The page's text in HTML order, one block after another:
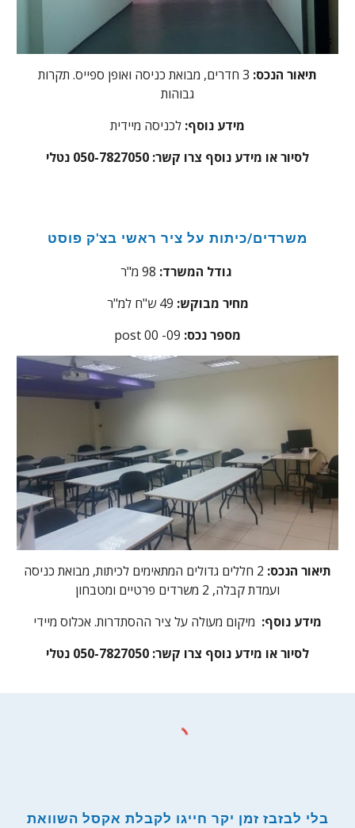
תיאור הנכס:
3 חדרים, מבואת כניסה ואופן ספייס. תקרות
גבוהות
מידע נוסף: לכניסה מיידית
לסיור או מידע נוסף צרו קשר: 050-7827050 נטלי
משרדים/כיתות על ציר ראשי בצ'ק פוסט
גודל המשרד:
מחיר מבוקש:
post 00 -09 :מספר נכס
תיאור הנכס:
2 חללים גדולים המתאימים לכיתות, מבואת כניסה
ועמדת קבלה, 2 משרדים פרטיים ומטבחון
מידע נוסף: מיקום מעולה על ציר ההסתדרות. אכלוס מיידי
לסיור או מידע נוסף צרו קשר: 050-7827050 נטלי
בלי לבזבז זמן יקר חייגו לקבלת אקסל השוואת